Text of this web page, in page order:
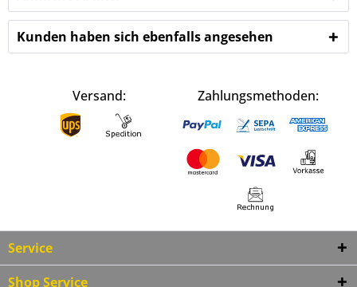
Kunden haben sich ebenfalls angesehen
Versand: Zahlungsmethoden:
Service
Shop Service